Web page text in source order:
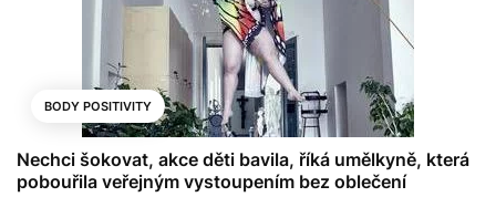
BODY POSITIVITY
Nechci šokovat, akce děti bavila, říká umělkyně, která
pobouřila veřejným vystoupením bez oblečení